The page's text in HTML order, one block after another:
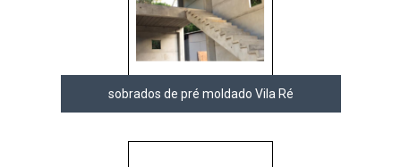
sobrados de pré moldado Vila Ré